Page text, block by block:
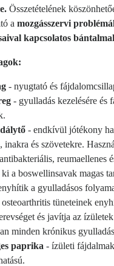
Összetételének
a mozgásszervi
kapcsolatos
- nyugtató és
- gyulladás kezelésére és
- endkívül jótékony
inakra és szövetekre.
reumaellenes
a boswellinsavak magas
a gyulladásos
tüneteinek
és javítja az
minden krónikus
paprika - ízületi